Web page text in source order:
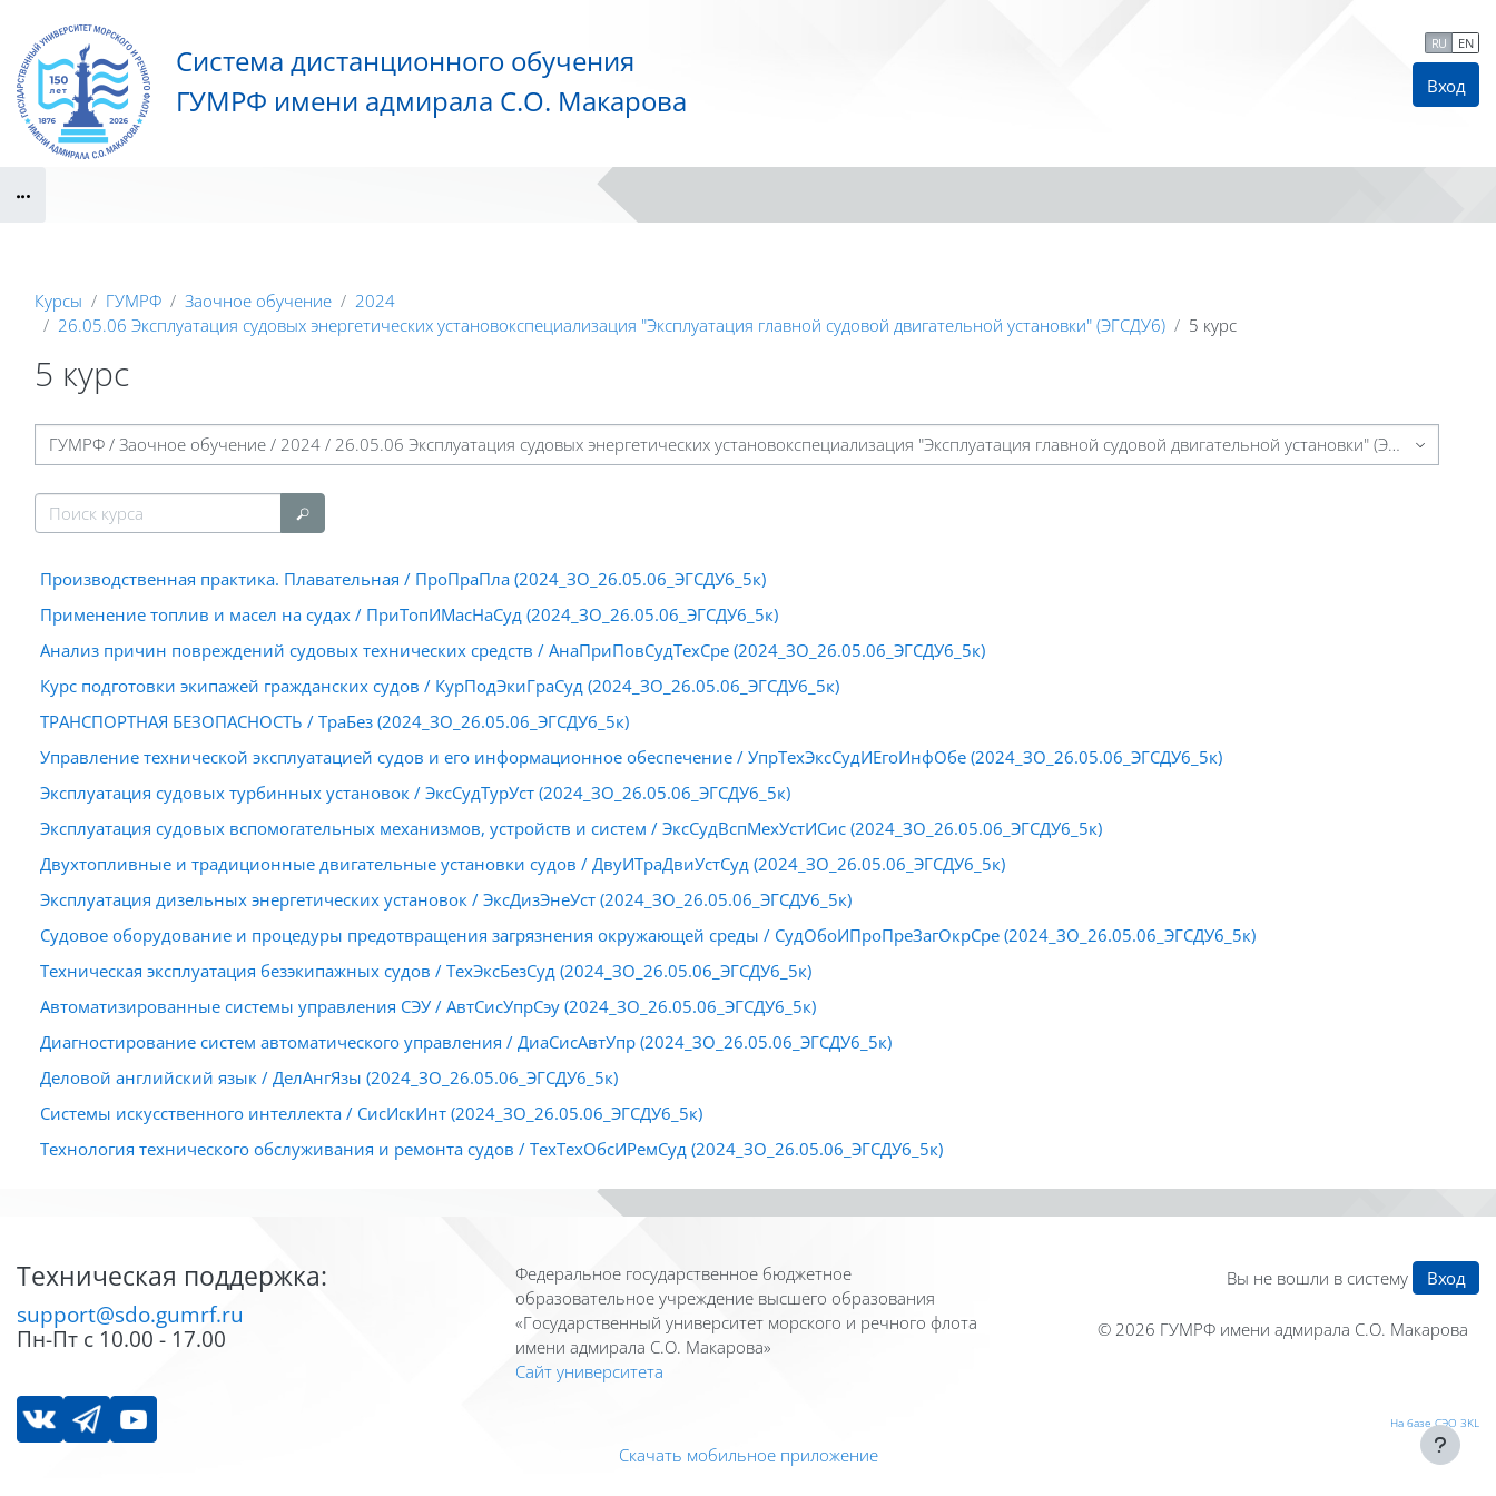
Система дистанционного обучения
ГУМРФ имени адмирала С.О. Макарова
Вход
RU EN
Курсы ГУМРФ Заочное обучение
2024
26.05.06 Эксплуатация судовых энергетических установокспециализация "Эксплуатация главной судовой двигательной установки" (ЭГСДУ6)
5 курс
5 курс
Блоки
Категории курсов
Поиск курса
Поиск курса
Производственная практика. Плавательная / ПроПраПла (2024_ЗО_26.05.06_ЭГСДУ6_5к)
Применение топлив и масел на судах / ПриТопИМасНаСуд (2024_ЗО_26.05.06_ЭГСДУ6_5к)
Анализ причин повреждений судовых технических средств / АнаПриПовСудТехСре (2024_ЗО_26.05.06_ЭГСДУ6_5к)
Курс подготовки экипажей гражданских судов / КурПодЭкиГраСуд (2024_ЗО_26.05.06_ЭГСДУ6_5к)
ТРАНСПОРТНАЯ БЕЗОПАСНОСТЬ / ТраБез (2024_ЗО_26.05.06_ЭГСДУ6_5к)
Управление технической эксплуатацией судов и его информационное обеспечение / УпрТехЭксСудИЕгоИнфОбе (2024_ЗО_26.05.06_ЭГСДУ6_5к)
Эксплуатация судовых турбинных установок / ЭксСудТурУст (2024_ЗО_26.05.06_ЭГСДУ6_5к)
Эксплуатация судовых вспомогательных механизмов, устройств и систем / ЭксСудВспМехУстИСис (2024_ЗО_26.05.06_ЭГСДУ6_5к)
Двухтопливные и традиционные двигательные установки судов / ДвуИТраДвиУстСуд (2024_ЗО_26.05.06_ЭГСДУ6_5к)
Эксплуатация дизельных энергетических установок / ЭксДизЭнеУст (2024_ЗО_26.05.06_ЭГСДУ6_5к)
Судовое оборудование и процедуры предотвращения загрязнения окружающей среды / СудОбоИПроПреЗагОкрСре (2024_ЗО_26.05.06_ЭГСДУ6_5к)
Техническая эксплуатация безэкипажных судов / ТехЭксБезСуд (2024_ЗО_26.05.06_ЭГСДУ6_5к)
Автоматизированные системы управления СЭУ / АвтСисУпрСэу (2024_ЗО_26.05.06_ЭГСДУ6_5к)
Диагностирование систем автоматического управления / ДиаСисАвтУпр (2024_ЗО_26.05.06_ЭГСДУ6_5к)
Деловой английский язык / ДелАнгЯзы (2024_ЗО_26.05.06_ЭГСДУ6_5к)
Системы искусственного интеллекта / СисИскИнт (2024_ЗО_26.05.06_ЭГСДУ6_5к)
Технология технического обслуживания и ремонта судов / ТехТехОбсИРемСуд (2024_ЗО_26.05.06_ЭГСДУ6_5к)
Техническая поддержка:
support@sdo.gumrf.ru
Пн-Пт с 10.00 - 17.00
Федеральное государственное бюджетное
образовательное учреждение высшего образования
«Государственный университет морского и речного флота
имени адмирала С.О. Макарова»
Сайт университета
Вы не вошли в систему Вход
© 2026 ГУМРФ имени адмирала С.О. Макарова
На базе СЭО 3KL
Скачать мобильное приложение